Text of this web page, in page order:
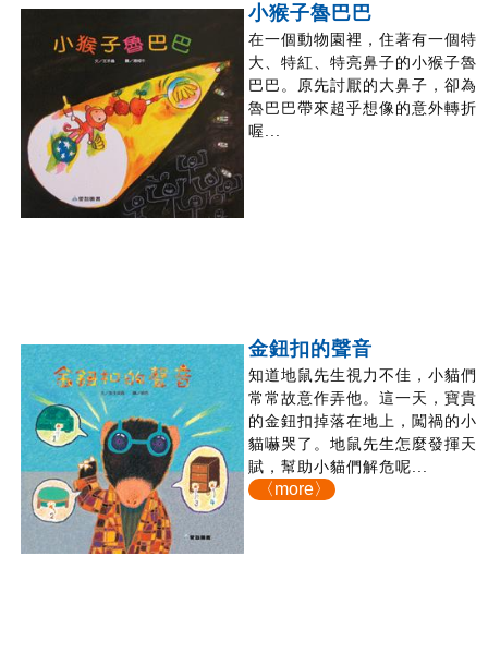
小猴子魯巴巴
在一個動物園裡，住著有一個特
大、特紅、特亮鼻子的小猴子魯
巴巴。原先討厭的大鼻子，卻為
魯巴巴帶來超乎想像的意外轉折
喔...
金鈕扣的聲音
知道地鼠先生視力不佳，小貓們
常常故意作弄他。這一天，寶貴
的金鈕扣掉落在地上，闖禍的小
貓嚇哭了。地鼠先生怎麼發揮天
賦，幫助小貓們解危呢...
〈more〉